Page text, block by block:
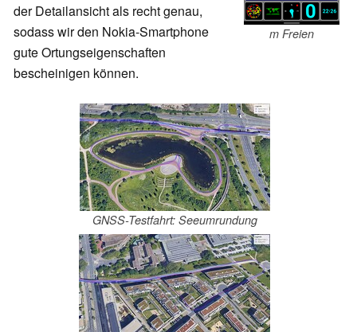
m Freien
der Detailansicht als recht genau,
sodass wir den Nokia-Smartphone
gute Ortungseigenschaften
bescheinigen können.
GNSS-Testfahrt: Seeumrundung